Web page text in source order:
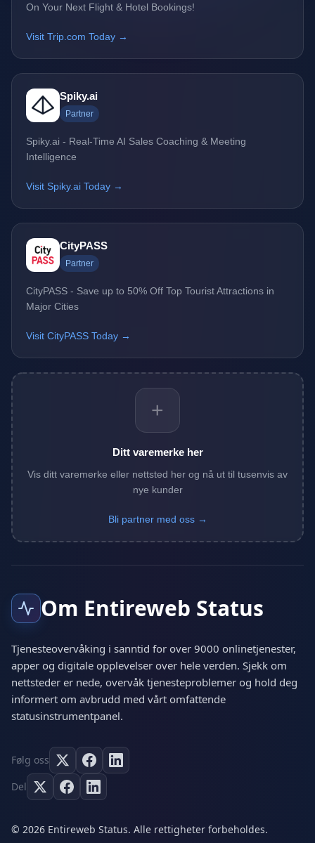
On Your Next Flight & Hotel Bookings!
Visit Trip.com Today →
Spiky.ai
Partner
Spiky.ai - Real-Time AI Sales Coaching & Meeting
Intelligence
Visit Spiky.ai Today →
CityPASS
Partner
CityPASS - Save up to 50% Off Top Tourist Attractions in
Major Cities
Visit CityPASS Today →
+
Ditt varemerke her
Vis ditt varemerke eller nettsted her og nå ut til tusenvis av
nye kunder
Bli partner med oss →
Om Entireweb Status
Tjenesteovervåking i sanntid for over 9000 onlinetjenester,
apper og digitale opplevelser over hele verden. Sjekk om
nettsteder er nede, overvåk tjenesteproblemer og hold deg
informert om avbrudd med vårt omfattende
statusinstrumentpanel.
Følg oss
Del
© 2026 Entireweb Status. Alle rettigheter forbeholdes.